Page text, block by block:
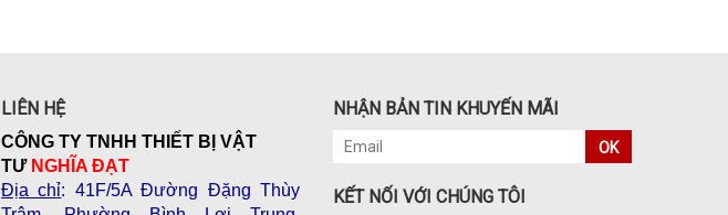
LIÊN HỆ
CÔNG TY TNHH THIẾT BỊ VẬT
TƯ NGHĨA ĐẠT
Địa chỉ: 41F/5A Đường Đặng Thùy
NHẬN BẢN TIN KHUYẾN MÃI
OK
KẾT NỐI VỚI CHÚNG TÔI